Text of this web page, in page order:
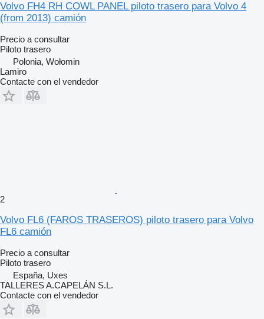
Volvo FH4 RH COWL PANEL piloto trasero para Volvo 4
(from 2013) camión
Precio a consultar
Piloto trasero
Polonia, Wołomin
Lamiro
Contacte con el vendedor
2
Volvo FL6 (FAROS TRASEROS) piloto trasero para Volvo
FL6 camión
Precio a consultar
Piloto trasero
España, Uxes
TALLERES A.CAPELÁN S.L.
Contacte con el vendedor